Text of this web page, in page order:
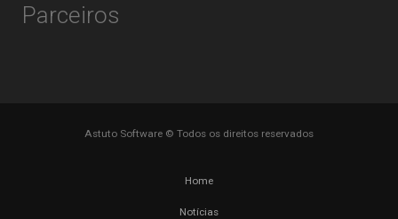
Parceiros
Astuto Software © Todos os direitos reservados
Home
Notícias